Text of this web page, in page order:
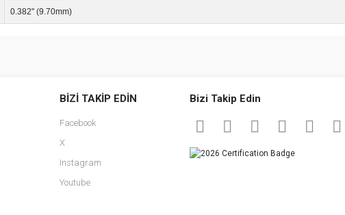
0.382" (9.70mm)
BİZİ TAKİP EDİN
Facebook
X
Instagram
Youtube
Bizi Takip Edin